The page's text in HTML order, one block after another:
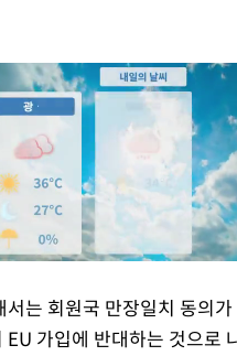
는 회원국 만장일치 동의
가입에 반대하는 것으로